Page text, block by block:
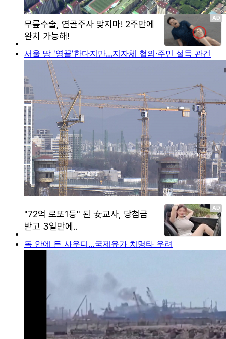
서울 땅 '영끌'한다지만…지자체 협의·주민 설득 관건
독 안에 든 사우디…국제유가 치명타 우려